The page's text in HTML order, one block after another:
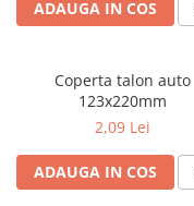
Caiete geografie și
Caiete foi veline
Rezerve pentru caiete
Vocabulare
Blocuri de desen
Hârtie pentru lucru
ficțiune
Biografii și memorii
Parenting și educație
Sănătate și stil de viață
Artă și fotografie
Ghiduri și hărți
Mine și rezerve
Corectoare și radiere
Instrumente de scris
Stilouri premium
Avioane de jucărie
Masinuțe cu
Jucării de pluș
Jucării și articole
Jucării pentru bebeluși
Camera Bebe
ADAUGA IN COS
Coperta talon auto
123x220mm
2,09 Lei
ADAUGA IN COS